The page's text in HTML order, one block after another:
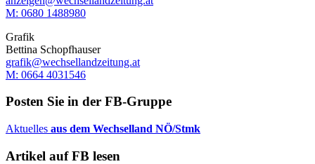
M: ‭0680 1488980‬
Grafik
Bettina Schopfhauser
grafik@wechsellandzeitung.at
M: 0664 4031546
Posten Sie in der FB-Gruppe
Aktuelles aus dem Wechselland NÖ/Stmk
Artikel auf FB lesen